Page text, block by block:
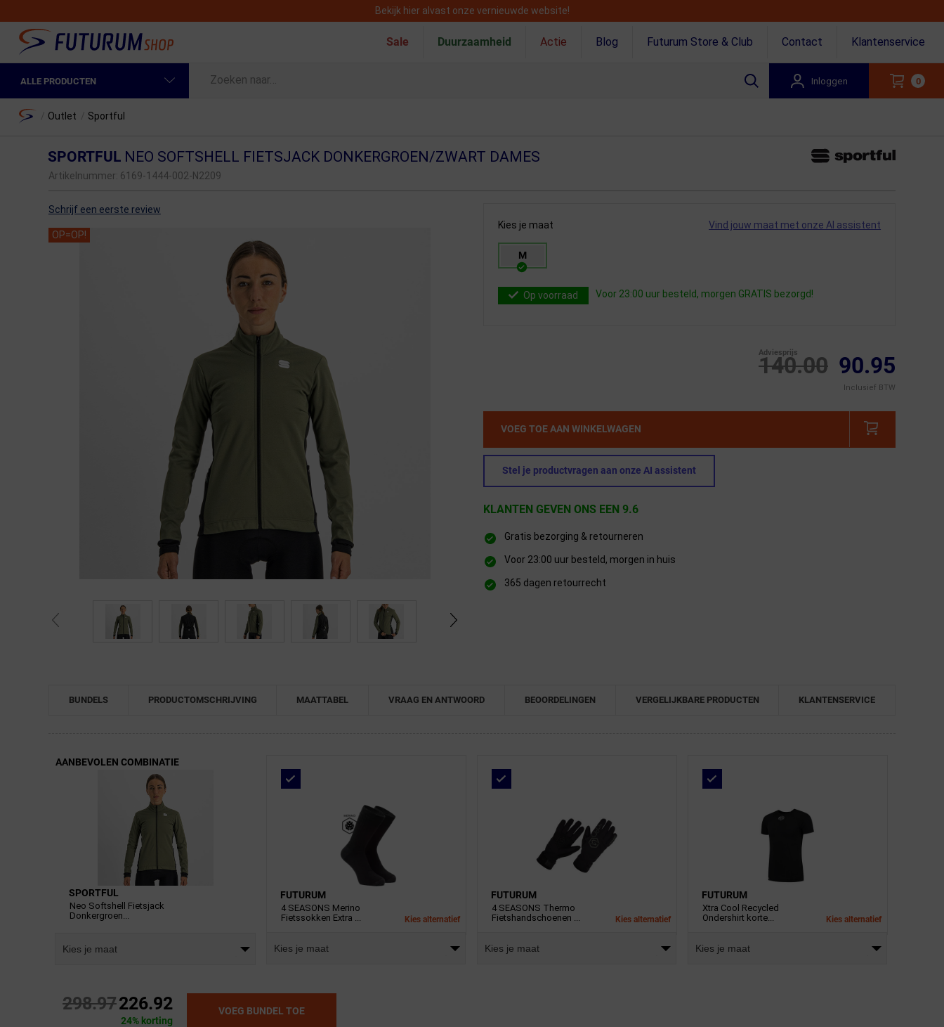
Bekijk hier alvast onze vernieuwde website!
Sale Duurzaamheid Actie Blog Futurum Store & Club Contact Klantenservice
ALLE PRODUCTEN
Fietskleding Heren
Fietsonderdelen
Fietsonderhoud
Inloggen 0
Home Outlet Sportful
SPORTFULNEO SOFTSHELL FIETSJACK DONKERGROEN/ZWART DAMES
Artikelnummer: 6169-1444-002-N2209
Schrijf een eerste review
OP=OP!
Kies je maat Vind jouw maat met onze AI assistent
M
Op voorraad Voor 23:00 uur besteld, morgen GRATIS bezorgd!
140.00
Adviesprijs 90.95
Inclusief BTW
VOEG TOE AAN WINKELWAGEN
Stel je productvragen aan onze AI assistent
KLANTEN GEVEN ONS EEN 9.6
Gratis bezorging & retourneren
Voor 23:00 uur besteld, morgen in huis
365 dagen retourrecht
BUNDELS PRODUCTOMSCHRIJVING MAATTABEL VRAAG EN ANTWOORD BEOORDELINGEN VERGELIJKBARE PRODUCTEN KLANTENSERVICE
← Terug naar productnavigatie
AANBEVOLEN COMBINATIE
SPORTFUL
Neo Softshell Fietsjack
Donkergroen...
Kies je maat
FUTURUM
4 SEASONS Merino
Fietssokken Extra ...
Kies alternatief
Kies je maat
FUTURUM
4 SEASONS Thermo
Fietshandschoenen ...
Kies alternatief
Kies je maat
FUTURUM
Xtra Cool Recycled
Ondershirt korte...
Kies alternatief
Kies je maat
298.97226.92
24% korting
VOEG BUNDEL TOE